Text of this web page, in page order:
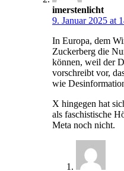
imerstenlicht
9. Januar 2025 at
In Europa, dem
Zuckerberg die
können, weil der
vorschreibt vor,
wie
X hingegen hat
als faschistische
Meta noch nicht.